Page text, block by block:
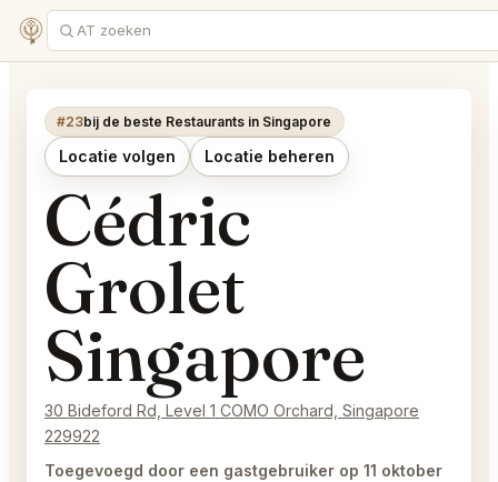
#23bij de beste Restaurants in Singapore
Locatie volgen Locatie beheren
Cédric
Grolet
Singapore
30 Bideford Rd, Level 1 COMO Orchard, Singapore
229922
Toegevoegd door een gastgebruiker op 11 oktober